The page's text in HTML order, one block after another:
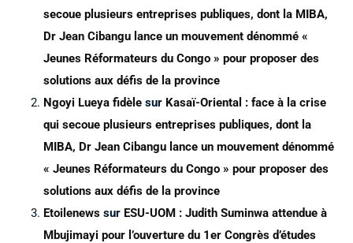
secoue plusieurs entreprises publiques, dont la MIBA,
Dr Jean Cibangu lance un mouvement dénommé «
Jeunes Réformateurs du Congo » pour proposer des
solutions aux défis de la province
Ngoyi Lueya fidèle sur Kasaï-Oriental : face à la crise
qui secoue plusieurs entreprises publiques, dont la
MIBA, Dr Jean Cibangu lance un mouvement dénommé
« Jeunes Réformateurs du Congo » pour proposer des
solutions aux défis de la province
Etoilenews sur ESU-UOM : Judith Suminwa attendue à
Mbujimayi pour l’ouverture du 1er Congrès d’études